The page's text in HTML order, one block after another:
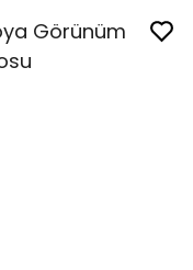
Görünüm